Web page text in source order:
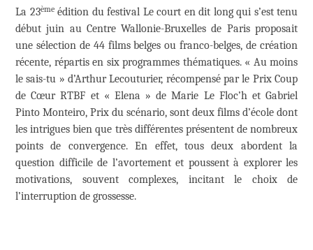
La 23èmeédition du festival Le court en dit long qui s’est tenu
début juin au Centre Wallonie-Bruxelles de Paris proposait
une sélection de 44 films belges ou franco-belges, de création
récente, répartis en six programmes thématiques. « Au moins
le sais-tu » d’Arthur Lecouturier, récompensé par le Prix Coup
de Cœur RTBF et « Elena » de Marie Le Floc’h et Gabriel
Pinto Monteiro, Prix du scénario, sont deux films d’école dont
les intrigues bien que très différentes présentent de nombreux
points de convergence. En effet, tous deux abordent la
question difficile de l’avortement et poussent à explorer les
motivations, souvent complexes, incitant le choix de
l’interruption de grossesse.